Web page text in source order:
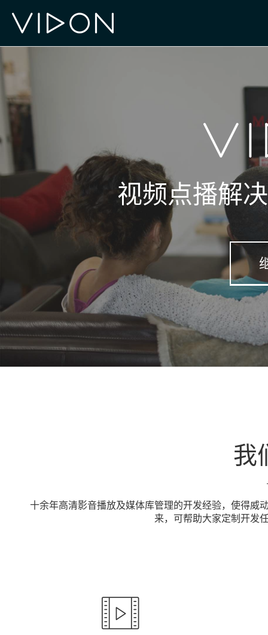
视频点播解
我
十余年高清影音播放及媒体库管理的开发经验，使得威
来，可帮助大家定制开发